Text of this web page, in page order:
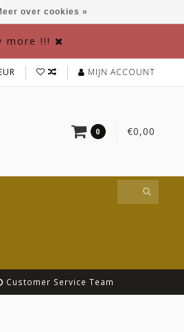
more !!!
MIJN ACCOUNT
0 €0,00
Customer Service Team
over cookies »